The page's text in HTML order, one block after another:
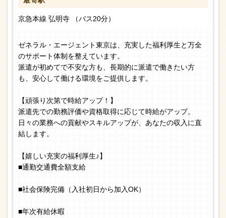
京急本線 弘明寺 （バス20分）
ゼネラル・エージェント東京は、充実した福利厚生と万全
のサポート体制を整えています。
派遣が初めてで不安な方も、長期的に派遣で働きたい方
も、安心して働ける環境をご提供します。
【頑張り次第で時給アップ！】
派遣先での勤務評価や資格取得に応じて時給がアップ。
日々の業務への貢献やスキルアップが、あなたの収入に直
結します。
【嬉しい充実の福利厚生♪】
■通勤交通費全額支給
■社会保険完備（入社初日から加入OK）
■年次有給休暇